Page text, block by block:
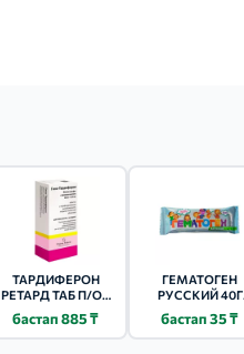
ТАРДИФЕРОН
РЕТАРД ТАБ П/ОБ
бастап 885 ₸
ГЕМАТОГЕН
РУССКИЙ 40Г
бастап 35 ₸